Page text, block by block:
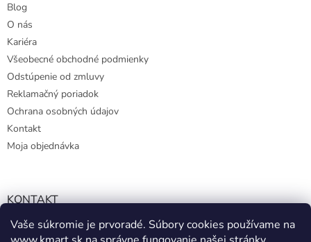
Vaše súkromie je prvoradé. Súbory cookies používame na
Blog
O nás
Kariéra
Všeobecné obchodné podmienky
Odstúpenie od zmluvy
Reklamačný poriadok
Ochrana osobných údajov
Kontakt
Moja objednávka
KONTAKT
info@kmart.sk